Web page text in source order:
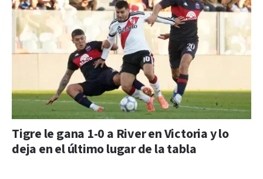
Tigre le gana 1-0 a River en Victoria y lo
deja en el último lugar de la tabla